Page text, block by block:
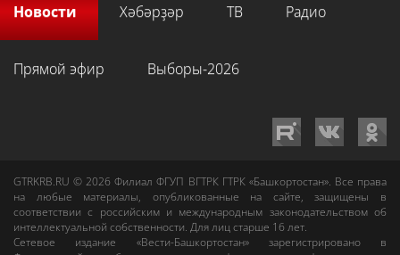
Новости Хәбәрҙәр ТВ Радио
Прямой эфир Выборы-2026
GTRKRB.RU © 2026Филиал ФГУП ВГТРК ГТРК «Башкортостан». Все права
на любые материалы, опубликованные на сайте, защищены в
соответствии с российским и международным законодательством об
интеллектуальной собственности. Для лиц старше 16 лет.
Сетевое издание «Вести-Башкортостан»зарегистрировано в